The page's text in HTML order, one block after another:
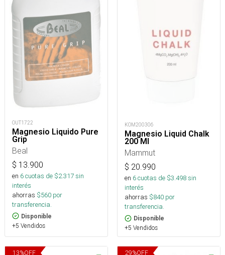
OUT1722
Magnesio Liquido Pure
Grip
Beal
$ 13.900
en 6cuotas de $2.317sin
interés
ahorras $560 por
transferencia.
Disponible
+5 Vendidos
KOM200306
Magnesio Liquid Chalk
200 Ml
Mammut
$ 20.990
en 6cuotas de $3.498sin
interés
ahorras $840 por
transferencia.
Disponible
+5 Vendidos
13%OFF 29%OFF